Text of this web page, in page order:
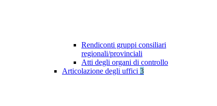
Rendiconti gruppi consiliari
regionali/provinciali
Atti degli organi di controllo
Articolazione degli uffici 3